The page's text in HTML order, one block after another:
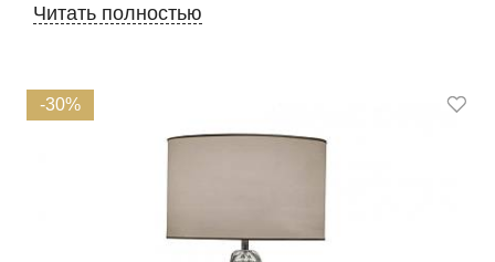
Читать полностью
-30%